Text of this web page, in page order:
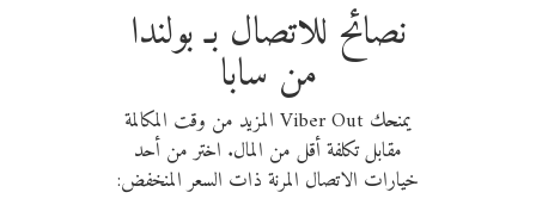
نصائح للاتصال بـ بولندا
من سابا
يمنحك Viber Out المزيد من وقت المكالمة
مقابل تكلفة أقل من المال. اختر من أحد
خيارات الاتصال المرنة ذات السعر المنخفض: